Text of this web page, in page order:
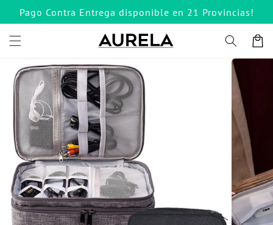
directamente
al contenido
Pago Contra Entrega disponible en 21 Provincias!
Carrito
Ir
a la
información
del producto